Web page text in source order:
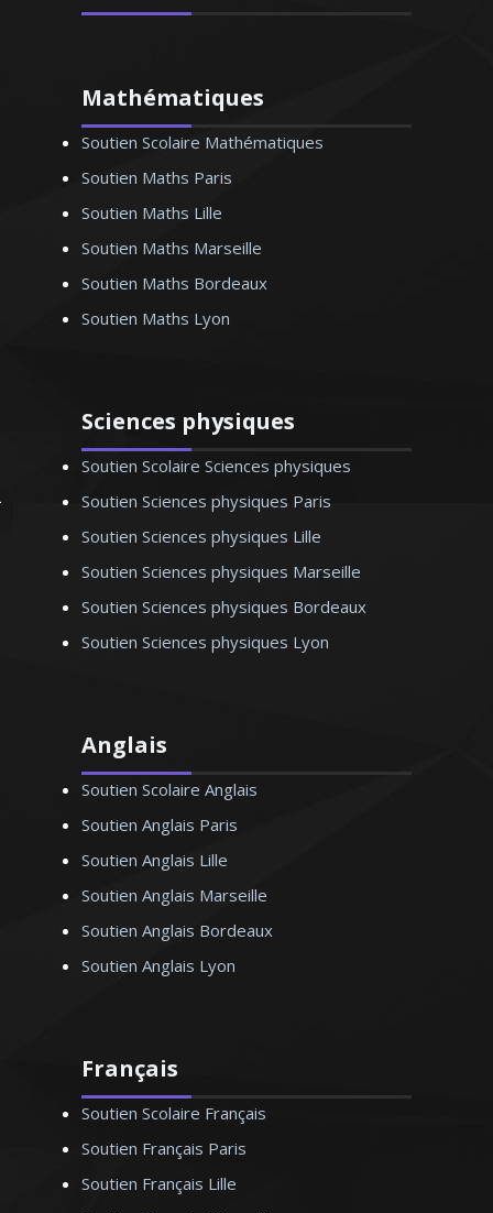
Madame P. Anne-Marie - Professeur
de français - Nantes
Mathématiques
Soutien Scolaire Mathématiques
Soutien Maths Paris
Soutien Maths Lille
Soutien Maths Marseille
Soutien Maths Bordeaux
Soutien Maths Lyon
Sciences physiques
Soutien Scolaire Sciences physiques
Soutien Sciences physiques Paris
Soutien Sciences physiques Lille
Soutien Sciences physiques Marseille
Soutien Sciences physiques Bordeaux
Soutien Sciences physiques Lyon
Anglais
Soutien Scolaire Anglais
Soutien Anglais Paris
Soutien Anglais Lille
Soutien Anglais Marseille
Soutien Anglais Bordeaux
Soutien Anglais Lyon
Français
Soutien Scolaire Français
Soutien Français Paris
Soutien Français Lille